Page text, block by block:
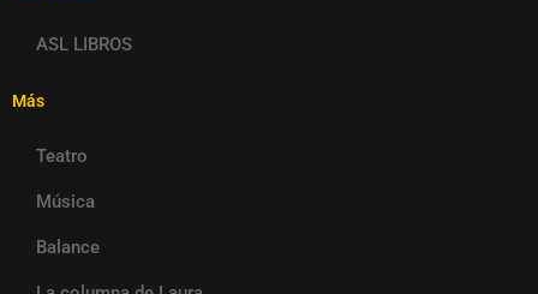
ASL LIBROS
Más
Teatro
Música
Balance